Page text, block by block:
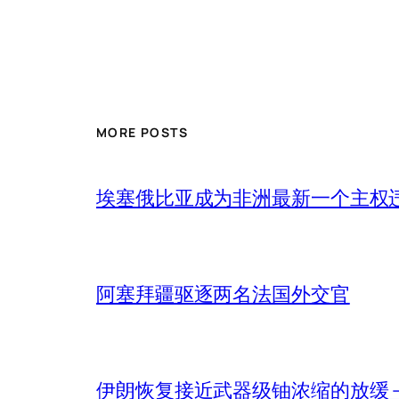
MORE POSTS
埃塞俄比亚成为非洲最新一个主权
阿塞拜疆驱逐两名法国外交官
伊朗恢复接近武器级铀浓缩的放缓